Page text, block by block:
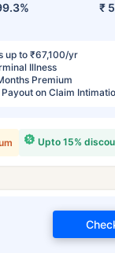
₹
up to ₹67,100/yr
Illness
Premium
on Claim
Upto 15%